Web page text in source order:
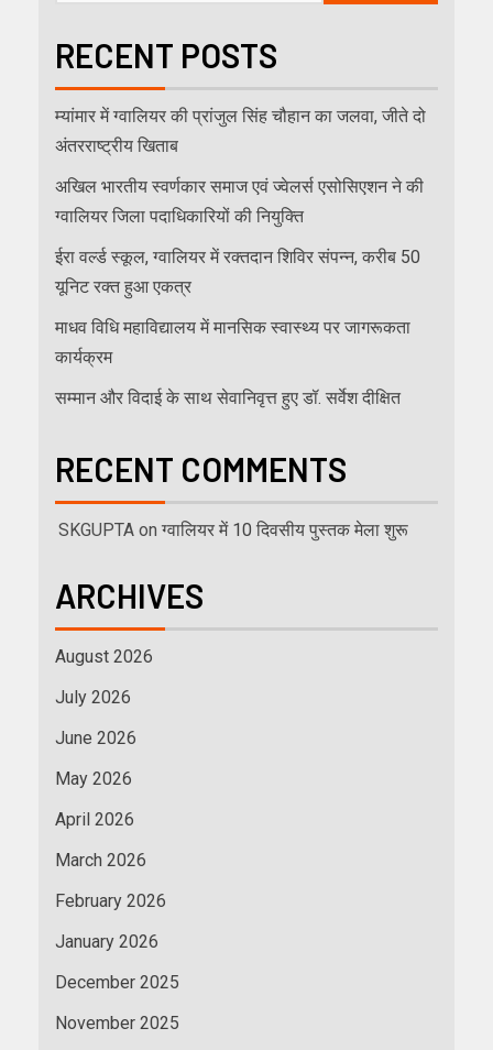
RECENT POSTS
म्यांमार में ग्वालियर की प्रांजुल सिंह चौहान का जलवा, जीते दो
अंतरराष्ट्रीय खिताब
अखिल भारतीय स्वर्णकार समाज एवं ज्वेलर्स एसोसिएशन ने की
ग्वालियर जिला पदाधिकारियों की नियुक्ति
ईरा वर्ल्ड स्कूल, ग्वालियर में रक्तदान शिविर संपन्न, करीब 50
यूनिट रक्त हुआ एकत्र
माधव विधि महाविद्यालय में मानसिक स्वास्थ्य पर जागरूकता
कार्यक्रम
सम्मान और विदाई के साथ सेवानिवृत्त हुए डॉ. सर्वेश दीक्षित
RECENT COMMENTS
SKGUPTA on ग्वालियर में 10 दिवसीय पुस्तक मेला शुरू
ARCHIVES
August 2026
July 2026
June 2026
May 2026
April 2026
March 2026
February 2026
January 2026
December 2025
November 2025